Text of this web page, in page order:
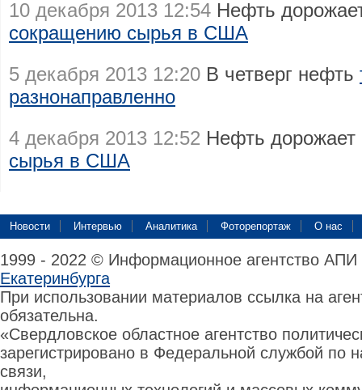
10 декабря 2013 12:54 Нефть
сокращению сырья в США
5 декабря 2013 12:20 В четверг нефть
разнонаправленно
4 декабря 2013 12:52 Нефть
сырья в США
Новости Интервью Аналитика Фоторепортаж О нас
1999 - 2022 © Информационное агентство
Екатеринбурга
При использовании материалов ссылка на
обязательна.
«Свердловское областное агентство
зарегистрировано в Федеральной службой по
связи,